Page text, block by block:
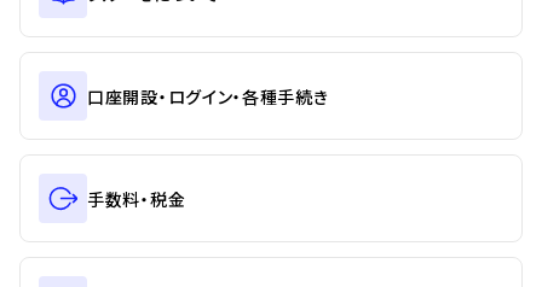
口座開設・ログイン・各種手続き
手数料・税金